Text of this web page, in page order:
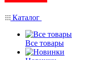
Каталог
Все товары